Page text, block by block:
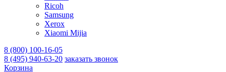
Ricoh
Samsung
Xerox
Xiaomi Mijia
8 (800) 100-16-05
8 (495) 940-63-20 заказать звонок
Корзина